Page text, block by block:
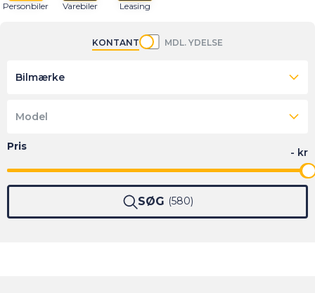
Personbiler Varebiler Leasing
KONTANT MDL. YDELSE
Bilmærke
Model
SØG 580